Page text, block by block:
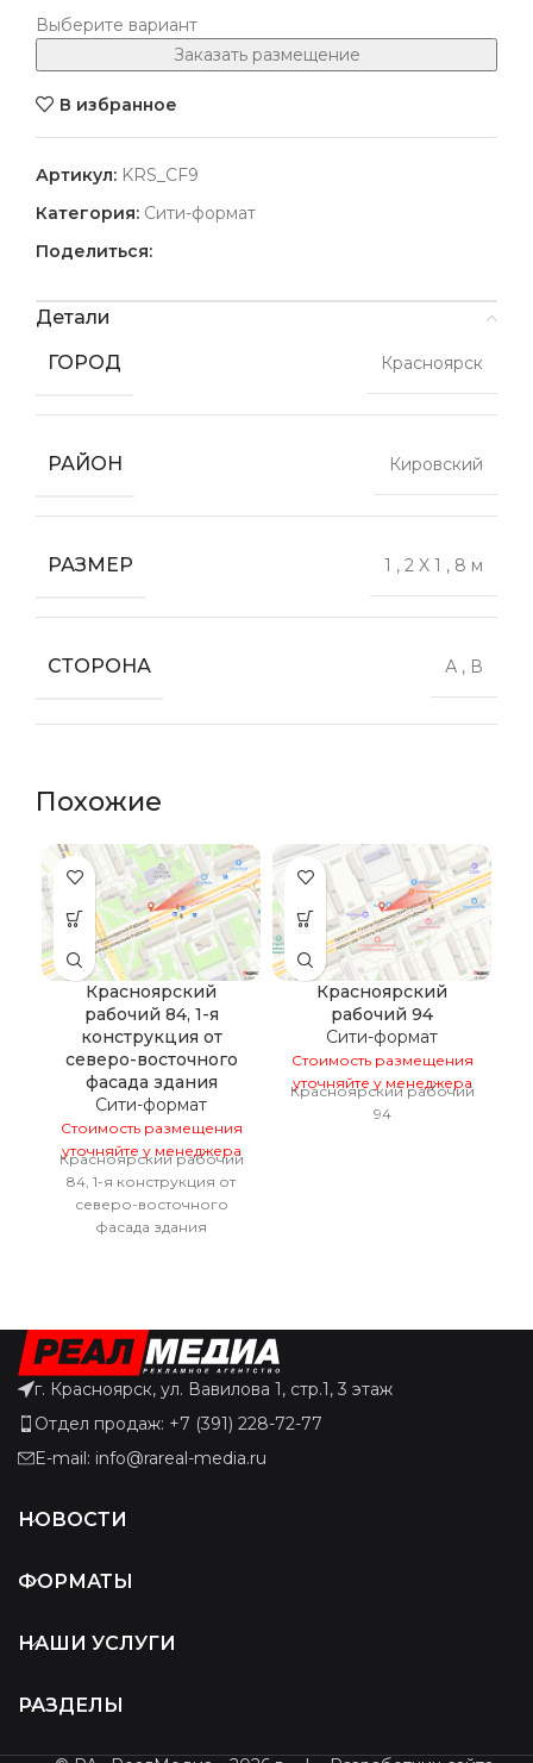
Выберите вариант
Заказать размещение
В избранное
Артикул: KRS_CF9
Категория: Сити-формат
Поделиться:
Детали
ГОРОД
Красноярск
РАЙОН Кировский
РАЗМЕР 1 , 2 X 1 , 8 м
СТОРОНА А , В
Похожие
Красноярский
рабочий 84, 1-я
конструкция от
северо-восточного
фасада здания
Сити-формат
Стоимость размещения
уточняйте у менеджера
Красноярский рабочий
84, 1-я конструкция от
северо-восточного
фасада здания
Красноярский
рабочий 94
Сити-формат
Стоимость размещения
уточняйте у менеджера
Красноярский рабочий
94
г. Красноярск, ул. Вавилова 1, стр.1, 3 этаж
Отдел продаж: +7 (391) 228-72-77
E-mail: info@rareal-media.ru
НОВОСТИ
ФОРМАТЫ
НАШИ УСЛУГИ
РАЗДЕЛЫ